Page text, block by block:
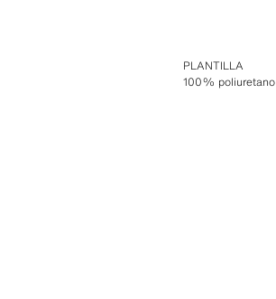
PLANTILLA
100% poliuretano